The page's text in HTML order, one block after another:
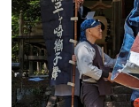
ズパークがあり、大
トです。
マスコットである太
コースがあり、そり